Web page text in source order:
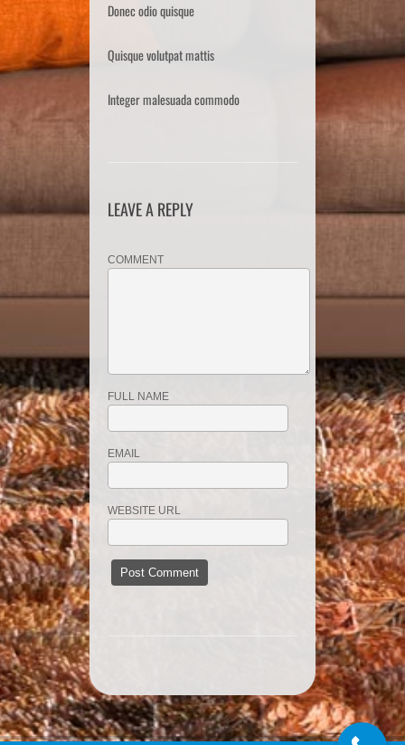
Donec odio quisque
Quisque volutpat mattis
Integer malesuada commodo
LEAVE A REPLY
COMMENT
FULL NAME
EMAIL
WEBSITE URL